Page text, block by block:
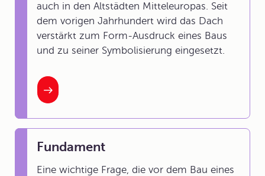
auch in den Altstädten Mitteleuropas. Seit
dem vorigen Jahrhundert wird das Dach
verstärkt zum Form-Ausdruck eines Baus
und zu seiner Symbolisierung eingesetzt.
Fundament
Eine wichtige Frage, die vor dem Bau eines